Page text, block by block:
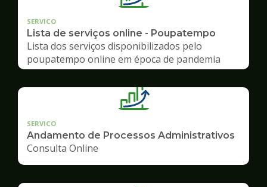
SERVICO
Lista de serviços online - Poupatempo
Lista dos serviços disponibilizados pelo
poupatempo online em época de pandemia
SERVICO
Andamento de Processos Administrativos
Consulta Online